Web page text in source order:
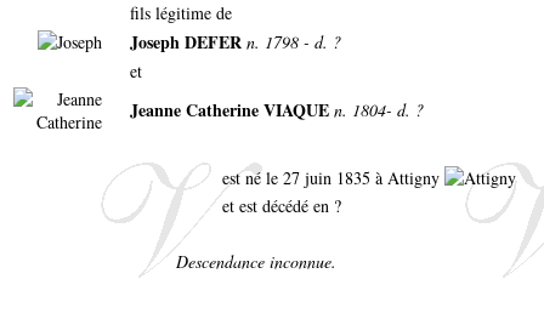
fils légitime de
Joseph DEFER n. 1798 - d. ?
et
Jeanne Catherine VIAQUE n. 1804- d. ?
est né le 27 juin 1835 à Attigny
et est décédé en ?
Descendance inconnue.